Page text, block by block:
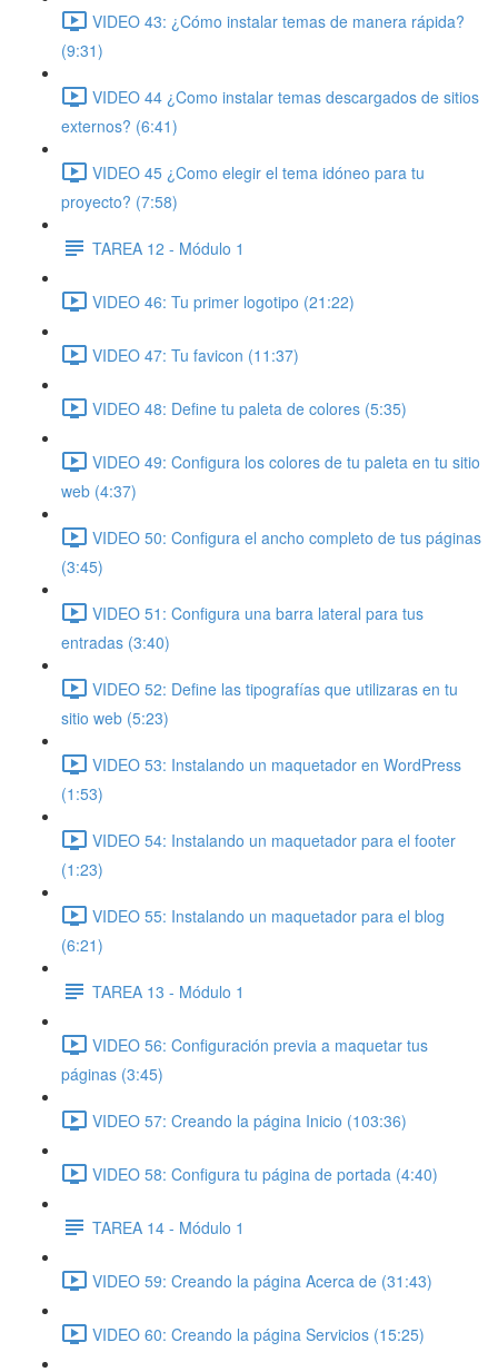
VIDEO 43: ¿Cómo instalar temas de manera rápida?
(9:31)
VIDEO 44 ¿Como instalar temas descargados de sitios
externos? (6:41)
VIDEO 45 ¿Como elegir el tema idóneo para tu
proyecto? (7:58)
TAREA 12 - Módulo 1
VIDEO 46: Tu primer logotipo (21:22)
VIDEO 47: Tu favicon (11:37)
VIDEO 48: Define tu paleta de colores (5:35)
VIDEO 49: Configura los colores de tu paleta en tu sitio
web (4:37)
VIDEO 50: Configura el ancho completo de tus páginas
(3:45)
VIDEO 51: Configura una barra lateral para tus
entradas (3:40)
VIDEO 52: Define las tipografías que utilizaras en tu
sitio web (5:23)
VIDEO 53: Instalando un maquetador en WordPress
(1:53)
VIDEO 54: Instalando un maquetador para el footer
(1:23)
VIDEO 55: Instalando un maquetador para el blog
(6:21)
TAREA 13 - Módulo 1
VIDEO 56: Configuración previa a maquetar tus
páginas (3:45)
VIDEO 57: Creando la página Inicio (103:36)
VIDEO 58: Configura tu página de portada (4:40)
TAREA 14 - Módulo 1
VIDEO 59: Creando la página Acerca de (31:43)
VIDEO 60: Creando la página Servicios (15:25)